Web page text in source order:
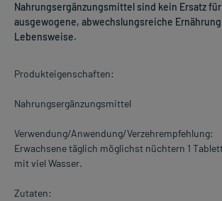
Nahrungsergänzungsmittel sind kein Ersatz
ausgewogene, abwechslungsreiche
Lebensweise.
Produkteigenschaften:
Nahrungsergänzungsmittel
Verwendung/Anwendung/Verzehrempfehlung:
Erwachsene täglich möglichst nüchtern 1
mit viel Wasser.
Zutaten: